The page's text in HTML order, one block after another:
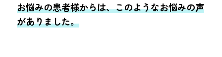
お悩みの患者様からは、このようなお悩みの声
がありました。